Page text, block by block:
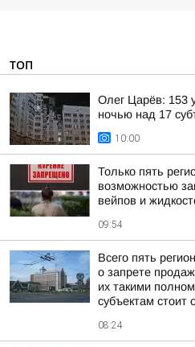
ТОП
Олег Царёв: 153
ночью над 17
10:00
Только пять
возможностью
вейпов и
09:54
Всего пять
о запрете
их такими
субъектам стоит
08:24